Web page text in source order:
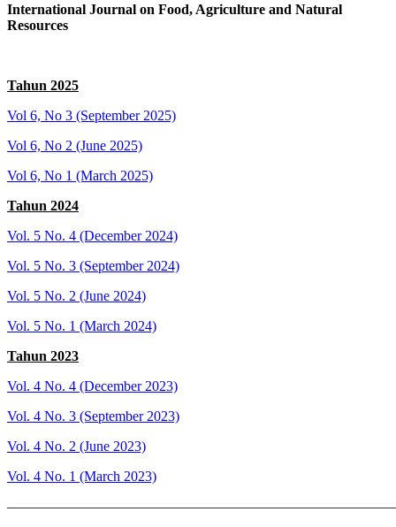
International Journal on Food, Agriculture and Natural
Resources
Tahun 2025
Vol 6, No 3 (September 2025)
Vol 6, No 2 (June 2025)
Vol 6, No 1 (March 2025)
Tahun 2024
Vol. 5 No. 4 (December 2024)
Vol. 5 No. 3 (September 2024)
Vol. 5 No. 2 (June 2024)
Vol. 5 No. 1 (March 2024)
Tahun 2023
Vol. 4 No. 4 (December 2023)
Vol. 4 No. 3 (September 2023)
Vol. 4 No. 2 (June 2023)
Vol. 4 No. 1 (March 2023)